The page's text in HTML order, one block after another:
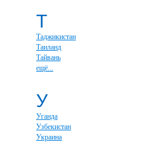
Т
Таджикистан
Таиланд
Тайвань
ещё...
У
Уганда
Узбекистан
Украина